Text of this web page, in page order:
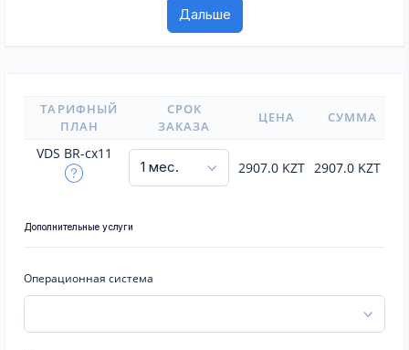
ТАРИФНЫЙ
ПЛАН
СРОК
ЗАКАЗА
ЦЕНА СУММА
VDS BR-cx11
2907.0 KZT 2907.0 KZT
Дополнительные услуги
Операционная система